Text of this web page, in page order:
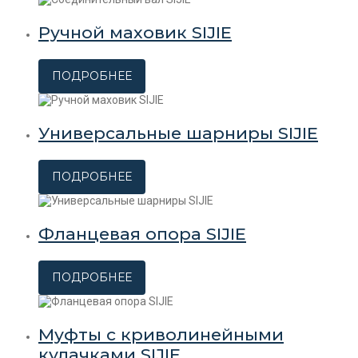
Ручной маховик SIJIE
ПОДРОБНЕЕ
Универсальные шарниры SIJIE
ПОДРОБНЕЕ
Фланцевая опора SIJIE
ПОДРОБНЕЕ
Муфты с криволинейными